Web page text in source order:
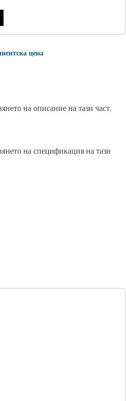
цена
на описание на тази част.
на спецификация на тази